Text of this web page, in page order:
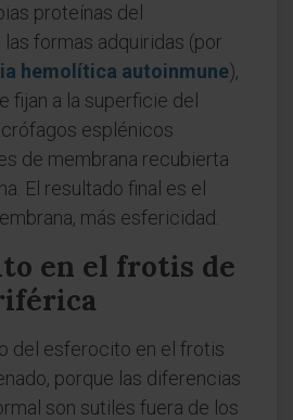
proteínas del
formas adquiridas (por
hemolítica autoinmune),
fijan a la superficie del
esplénicos
de membrana recubierta
El resultado final es el
más esfericidad.
en el frotis de
del esferocito en el frotis
porque las diferencias
son sutiles fuera de los